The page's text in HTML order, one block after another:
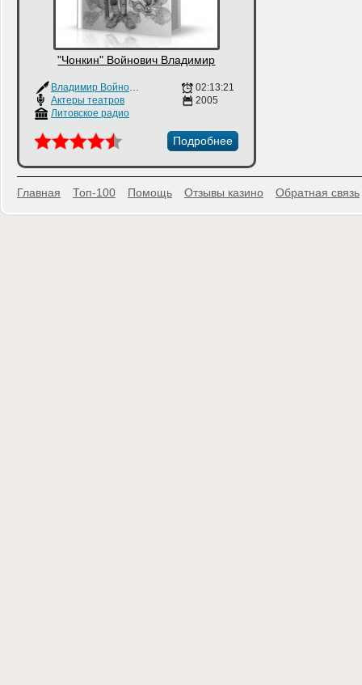
"Чонкин" Войнович Владимир
Владимир Войнович
Актеры театров
Литовское радио
02:13:21
2005
Подробнее
Главная Топ-100 Помощь Отзывы казино Обратная связь